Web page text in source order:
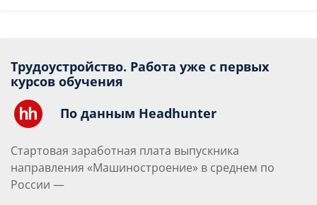
Трудоустройство. Работа уже с первых
курсов обучения
По данным Headhunter
Стартовая заработная плата выпускника
направления «Машиностроение» в среднем по
России —